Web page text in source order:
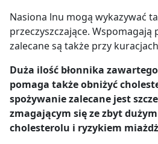
Nasiona lnu mogą wykazywać
przeczyszczające. Wspomagają
zalecane są także przy
Duża ilość błonnika
pomaga także obniżyć
spożywanie zalecane jest
zmagającym się ze zbyt
cholesterolu i ryzykiem